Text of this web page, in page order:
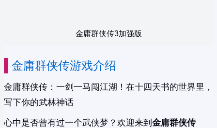
金庸群侠传3加强版
金庸群侠传游戏介绍
金庸群侠传：一剑一马闯江湖！在十四天书的世界里，
写下你的武林神话
心中是否曾有过一个武侠梦？欢迎来到 金庸群侠传